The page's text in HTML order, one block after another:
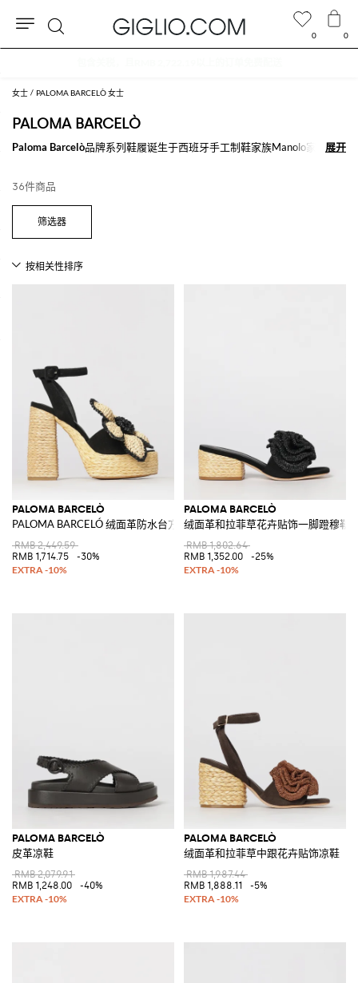
女士 PALOMA BARCELÒ 女士
PALOMA BARCELÒ
Paloma Barcelò品牌系列鞋履诞生于西班牙手工制鞋家族Manolo家族。
个手工鞋履除了舒适以外且风格独特。
探索我们不同款式的
500€免费配送 - Giglio.com
展开
展开
36件商品
PALOMA BARCELÒ
PALOMA BARCELÓ 绒面革防水台方跟蝴蝶结凉鞋
RMB 2,449.59
RMB 1,714.75
-30%
PALOMA BARCELÒ
绒面革和拉菲草花卉贴饰一脚蹬穆勒
RMB 1,802.64
RMB 1,352.00
-25%
PALOMA BARCELÒ
皮革凉鞋
RMB 2,079.91
RMB 1,248.00
-40%
PALOMA BARCELÒ
绒面革和拉菲草中跟花卉贴饰凉鞋
RMB 1,987.44
RMB 1,888.11
-5%
0 0